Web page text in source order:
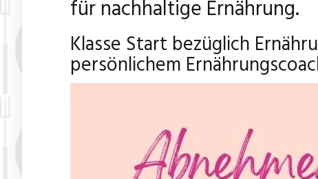
für nachhaltige Ernährung.
Klasse Start bezüglich
persönlichem